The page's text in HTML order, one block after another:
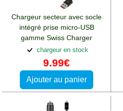
Chargeur secteur avec socle
intégré prise micro-USB
gamme Swiss Charger
SCH20012:Chargeurs
Blackberry DTEK50
chargeur en stock
9.99€
Ajouter au panier